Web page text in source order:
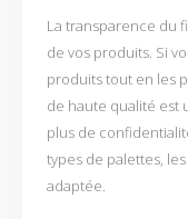
La transparence du
de vos produits. Si
produits tout en les
de haute qualité est
plus de
types de palettes,
adaptée.